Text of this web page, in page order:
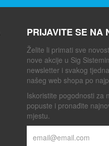
PRIJAVITE SE NA
Želite li primati sve
nove akcije u Sig
newsletter i svakog
našeg web shopa po
Iskoristite pogodnosti za
popuste i pronađite
mjestu.